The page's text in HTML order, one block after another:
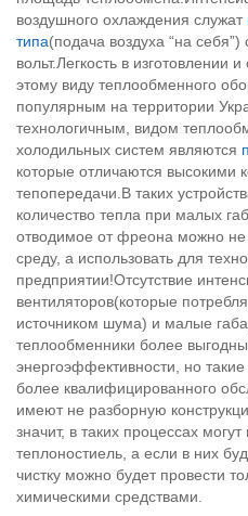
воздушного охлаждения служат
типа(подача воздуха “на
вольт.Легкость в изготовлении
этому виду теплообменного
популярным на территории
технологичным, видом
холодильных систем являются
которые отличаются высокими
тепопередачи.В таких
количество тепла при малых
отводимое от фреона можно
среду, а использовать для
предприятии!Отсутствие
вентиляторов(которые
источником шума) и малые
теплообменники более
энергоэффективности, но
более квалифицированного
имеют не разборную
значит, в таких процессах
теплоностиель, а если в них
чистку можно будет провести
химическими средствами.